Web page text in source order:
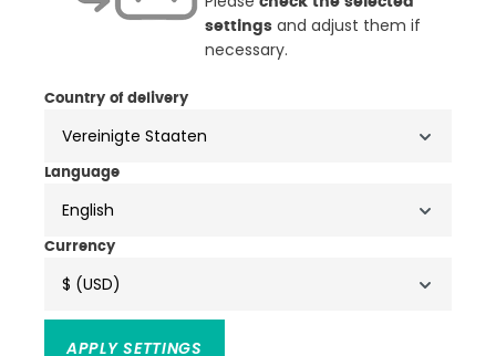
Oxford 12V Steckdose
Ladegerät EU Stecker
settings and adjust them if
necessary.
Country of delivery
Language
English
Currency
$ (USD)
APPLY SETTINGS